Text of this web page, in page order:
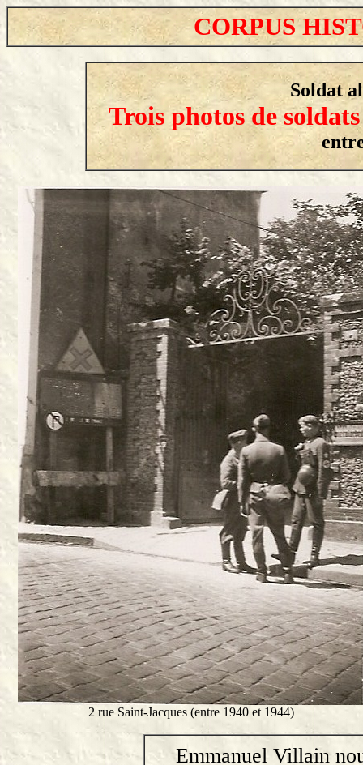
CORPUS
Soldat
Trois photos de
2 rue Saint-Jacques (entre 1940 et 1944)
Emmanuel Villain